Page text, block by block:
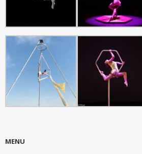
MENU